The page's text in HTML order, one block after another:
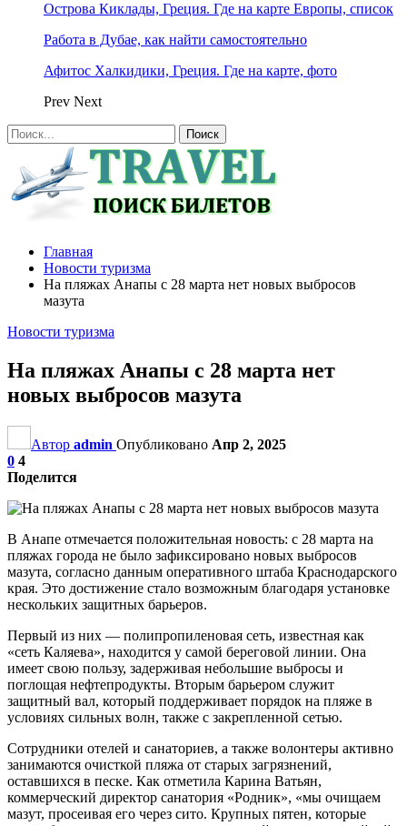
Острова Киклады, Греция. Где на карте Европы, список
Работа в Дубае, как найти самостоятельно
Афитос Халкидики, Греция. Где на карте, фото
Prev Next
Главная
Новости туризма
На пляжах Анапы с 28 марта нет новых выбросов
мазута
Новости туризма
На пляжах Анапы с 28 марта нет
новых выбросов мазута
Автор admin Опубликовано Апр 2, 2025
0 4
Поделится
В Анапе отмечается положительная новость: с 28 марта на
пляжах города не было зафиксировано новых выбросов
мазута, согласно данным оперативного штаба Краснодарского
края. Это достижение стало возможным благодаря установке
нескольких защитных барьеров.
Первый из них — полипропиленовая сеть, известная как
«сеть Каляева», находится у самой береговой линии. Она
имеет свою пользу, задерживая небольшие выбросы и
поглощая нефтепродукты. Вторым барьером служит
защитный вал, который поддерживает порядок на пляже в
условиях сильных волн, также с закрепленной сетью.
Сотрудники отелей и санаториев, а также волонтеры активно
занимаются очисткой пляжа от старых загрязнений,
оставшихся в песке. Как отметила Карина Ватьян,
коммерческий директор санатория «Родник», «мы очищаем
мазут, просеивая его через сито. Крупных пятен, которые